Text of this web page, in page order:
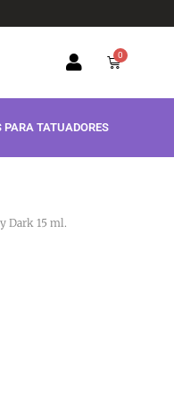
0
Carrito
PARA TATUADORES
Dark 15 ml.